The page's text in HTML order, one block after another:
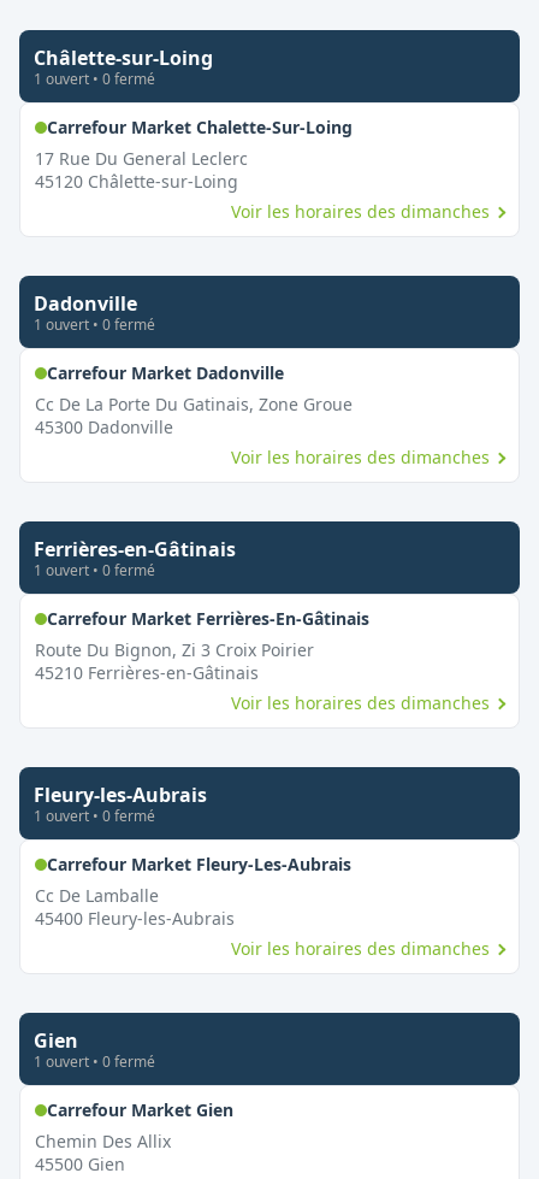
Châlette-sur-Loing
1 ouvert • 0fermé
Carrefour Market Chalette-Sur-Loing,
17 Rue Du General Leclerc
45120 Châlette-sur-Loing
Voir les horaires des dimanches
Dadonville
1 ouvert • 0fermé
Carrefour Market Dadonville,
Cc De La Porte Du Gatinais, Zone Groue
45300 Dadonville
Voir les horaires des dimanches
Ferrières-en-Gâtinais
1 ouvert • 0fermé
Carrefour Market Ferrières-En-Gâtinais,
Route Du Bignon, Zi 3 Croix Poirier
45210 Ferrières-en-Gâtinais
Voir les horaires des dimanches
Fleury-les-Aubrais
1 ouvert • 0fermé
Carrefour Market Fleury-Les-Aubrais,
Cc De Lamballe
45400 Fleury-les-Aubrais
Voir les horaires des dimanches
Gien
1 ouvert • 0fermé
Carrefour Market Gien,
Chemin Des Allix
45500 Gien